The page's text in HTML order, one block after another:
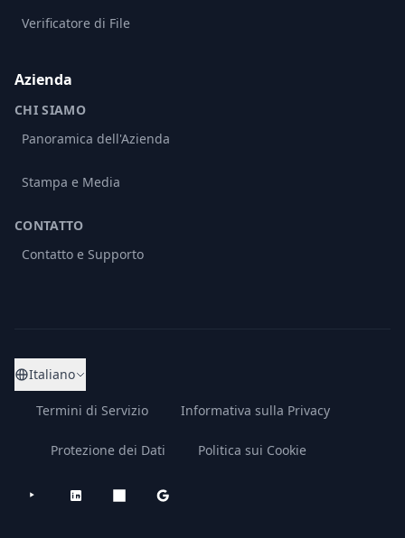
Verificatore di File
Azienda
CHI SIAMO
Panoramica dell'Azienda
Stampa e Media
CONTATTO
Contatto e Supporto
Italiano
Termini di Servizio Informativa sulla Privacy
Protezione dei Dati Politica sui Cookie